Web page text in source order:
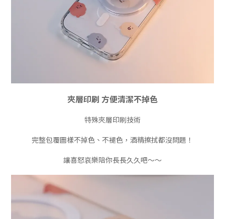
夾層印刷 方便清潔不掉色
特殊夾層印刷技術
完整包覆圖樣不掉色、不褪色，酒精擦拭都沒問題！
讓喜怒哀樂陪你長長久久吧～～